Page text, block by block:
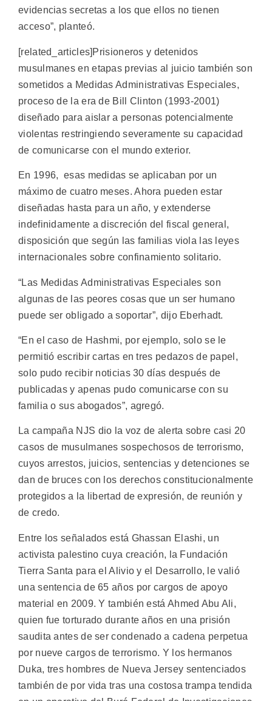
evidencias secretas a los que ellos no tienen
acceso”, planteó.
[related_articles]Prisioneros y detenidos
musulmanes en etapas previas al juicio también son
sometidos a Medidas Administrativas Especiales,
proceso de la era de Bill Clinton (1993-2001)
diseñado para aislar a personas potencialmente
violentas restringiendo severamente su capacidad
de comunicarse con el mundo exterior.
En 1996, esas medidas se aplicaban por un
máximo de cuatro meses. Ahora pueden estar
diseñadas hasta para un año, y extenderse
indefinidamente a discreción del fiscal general,
disposición que según las familias viola las leyes
internacionales sobre confinamiento solitario.
“Las Medidas Administrativas Especiales son
algunas de las peores cosas que un ser humano
puede ser obligado a soportar”, dijo Eberhadt.
“En el caso de Hashmi, por ejemplo, solo se le
permitió escribir cartas en tres pedazos de papel,
solo pudo recibir noticias 30 días después de
publicadas y apenas pudo comunicarse con su
familia o sus abogados”, agregó.
La campaña NJS dio la voz de alerta sobre casi 20
casos de musulmanes sospechosos de terrorismo,
cuyos arrestos, juicios, sentencias y detenciones se
dan de bruces con los derechos constitucionalmente
protegidos a la libertad de expresión, de reunión y
de credo.
Entre los señalados está Ghassan Elashi, un
activista palestino cuya creación, la Fundación
Tierra Santa para el Alivio y el Desarrollo, le valió
una sentencia de 65 años por cargos de apoyo
material en 2009. Y también está Ahmed Abu Ali,
quien fue torturado durante años en una prisión
saudita antes de ser condenado a cadena perpetua
por nueve cargos de terrorismo. Y los hermanos
Duka, tres hombres de Nueva Jersey sentenciados
también de por vida tras una costosa trampa tendida